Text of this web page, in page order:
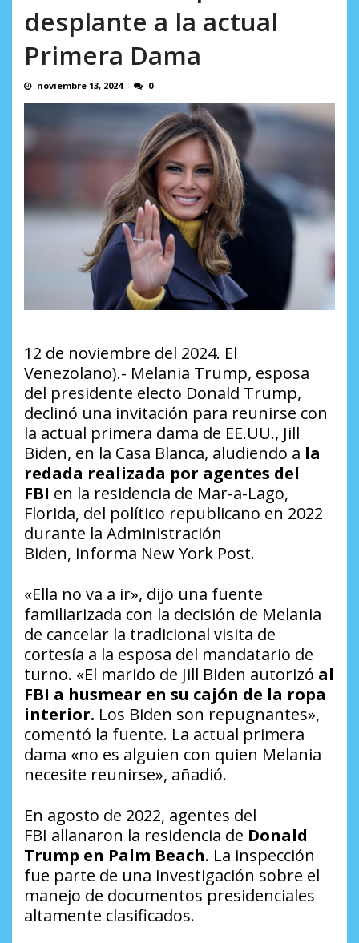
AGOSTO 7, 2026
desplante a la actual
Primera Dama
noviembre 13, 2024 0
12 de noviembre del 2024. El
Venezolano).- Melania Trump, esposa
del presidente electo Donald Trump,
declinó una invitación para reunirse con
la actual primera dama de EE.UU., Jill
Biden, en la Casa Blanca, aludiendo a la
redada realizada por agentes del
FBI en la residencia de Mar-a-Lago,
Florida, del político republicano en 2022
durante la Administración
Biden, informa New York Post.
«Ella no va a ir», dijo una fuente
familiarizada con la decisión de Melania
de cancelar la tradicional visita de
cortesía a la esposa del mandatario de
turno. «El marido de Jill Biden autorizó al
FBI a husmear en su cajón de la ropa
interior. Los Biden son repugnantes»,
comentó la fuente. La actual primera
dama «no es alguien con quien Melania
necesite reunirse», añadió.
En agosto de 2022, agentes del
FBI allanaron la residencia de Donald
Trump en Palm Beach. La inspección
fue parte de una investigación sobre el
manejo de documentos presidenciales
altamente clasificados.